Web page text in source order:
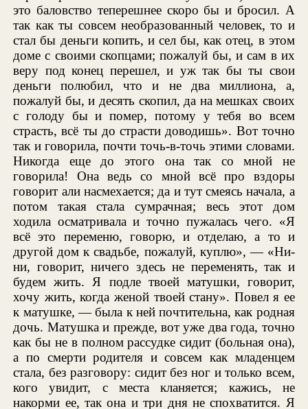
это баловство теперешнее скоро бы и бросил. А
так как ты совсем необразованный человек, то и
стал бы деньги копить, и сел бы, как отец, в этом
доме с своими скопцами; пожалуй бы, и сам в их
веру под конец перешел, и уж так бы ты свои
деньги полюбил, что и не два миллиона, а,
пожалуй бы, и десять скопил, да на мешках своих
с голоду бы и помер, потому у тебя во всем
страсть, всё ты до страсти доводишь». Вот точно
так и говорила, почти точь-в-точь этими словами.
Никогда еще до этого она так со мной не
говорила! Она ведь со мной всё про вздоры
говорит али насмехается; да и тут смеясь начала, а
потом такая стала сумрачная; весь этот дом
ходила осматривала и точно пужалась чего. «Я
всё это переменю, говорю, и отделаю, а то и
другой дом к свадьбе, пожалуй, куплю», — «Ни-
ни, говорит, ничего здесь не переменять, так и
будем жить. Я подле твоей матушки, говорит,
хочу жить, когда женой твоей стану». Повел я ее
к матушке, — была к ней почтительна, как родная
дочь. Матушка и прежде, вот уже два года, точно
как бы не в полном рассудке сидит (больная она),
а по смерти родителя и совсем как младенцем
стала, без разговору: сидит без ног и только всем,
кого увидит, с места кланяется; кажись, не
накорми ее, так она и три дня не спохватится. Я